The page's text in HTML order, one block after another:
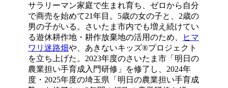
サラリーマン家庭で生まれ育ち、ゼロから自分
で商売を始めて21年目。5歳の女の子と、2歳の
男の子がいる。さいたま市内でも増え続けてい
る遊休耕作地・耕作放棄地の活用のため、
ヒマ
ワリ迷路畑や、あきないキッズ®プロジェクト
を立ち上げた。2023年度のさいたま市「明日の
農業担い手育成入門研修」を修了し、2024年
度・2025年度の埼玉県「明日の農業担い手育成